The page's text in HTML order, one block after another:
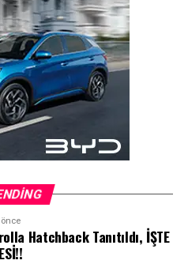
biri haline gelecek.
önce
Hatchback Tanıtıldı, İŞTE